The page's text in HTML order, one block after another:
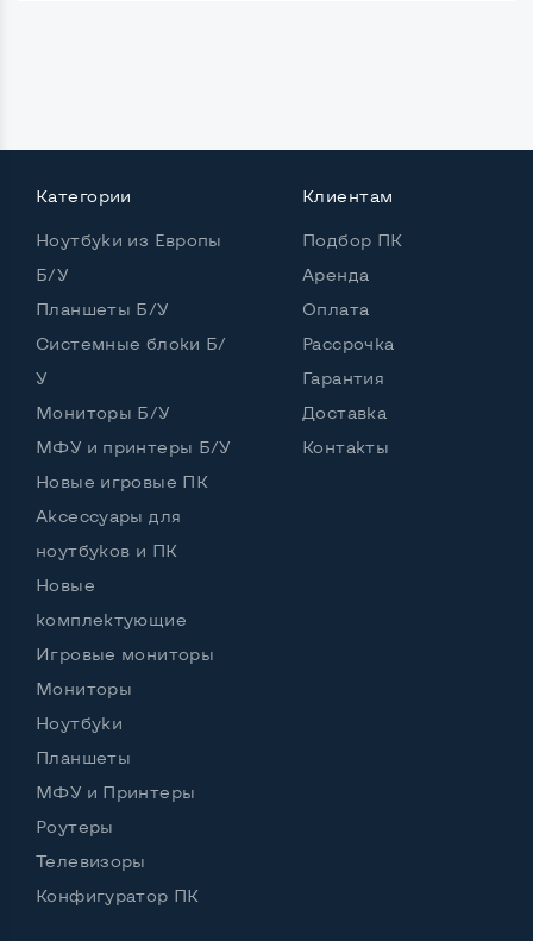
Мощность:
Частота процессора (базовая-максимальная)
AMD Ryzen 5 2500U (2,00 - 3,60 GHz)
Тип оперативной памяти
DDR4
Возможности видеокарты:
Тип видеокарты
Видеопроцессор ноутбука
Размер видеопамяти, Гб
Удобство пользования:
Материал корпуса
Подсветка клавиатуры
Русские и украинские буквы на клавиатуре
Категории
Ноутбуки из Европы
Б/У
Планшеты Б/У
Системные блоки Б/
У
Мониторы Б/У
МФУ и принтеры Б/У
Новые игровые ПК
Аксессуары для
ноутбуков и ПК
Новые
комплектующие
Игровые мониторы
Мониторы
Ноутбуки
Планшеты
МФУ и Принтеры
Роутеры
Телевизоры
Конфигуратор ПК
Клиентам
Подбор ПК
Аренда
Оплата
Рассрочка
Гарантия
Доставка
Контакты